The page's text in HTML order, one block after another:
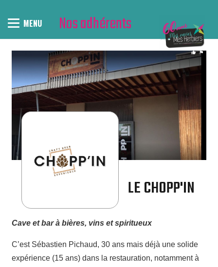
MENU Nos adhérents
LE CHOPP'IN
Cave et bar à bières, vins et spiritueux
C’est Sébastien Pichaud, 30 ans mais déjà une solide
expérience (15 ans) dans la restauration, notamment à